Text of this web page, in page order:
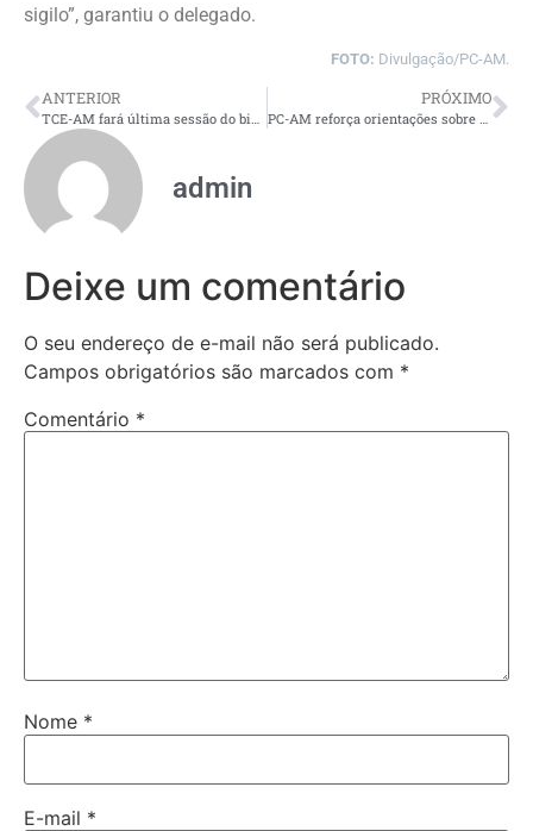
sigilo”, garantiu o delegado.
FOTO: Divulgação/PC-AM.
ANTERIOR
TCE-AM fará última sessão do biênio 2024-2025 nesta terça-feira (25)
PRÓXIMO
PC-AM reforça orientações sobre segurança nas compras de fim de ano no Centro de Manaus
admin
Deixe um comentário
O seu endereço de e-mail não será publicado.
Campos obrigatórios são marcados com *
Comentário *
Nome *
E-mail *